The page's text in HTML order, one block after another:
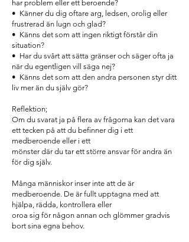
har problem eller ett beroende?
• Känner du dig oftare arg, ledsen, orolig eller
frustrerad än lugn och glad?
• Känns det som att ingen riktigt förstår din
situation?
• Har du svårt att sätta gränser och säger ofta ja
när du egentligen vill säga nej?
• Känns det som att den andra personen styr ditt
liv mer än du själv gör?
Reflektion;
Om du svarat ja på flera av frågorna kan det vara
ett tecken på att du befinner dig i ett
medberoende eller i ett
mönster där du tar ett större ansvar för andra än
för dig själv.
Många människor inser inte att de är
medberoende. De är fullt upptagna med att
hjälpa, rädda, kontrollera eller
oroa sig för någon annan och glömmer gradvis
bort sina egna behov.